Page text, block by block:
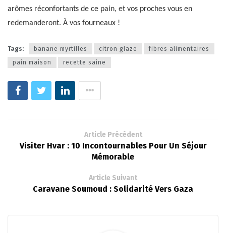
arômes réconfortants de ce pain, et vos proches vous en
redemanderont. À vos fourneaux !
Tags: banane myrtilles citron glaze
fibres alimentaires
pain maison
recette saine
Article Précédent
Visiter Hvar : 10 Incontournables Pour Un Séjour
Mémorable
Article Suivant
Caravane Soumoud : Solidarité Vers Gaza